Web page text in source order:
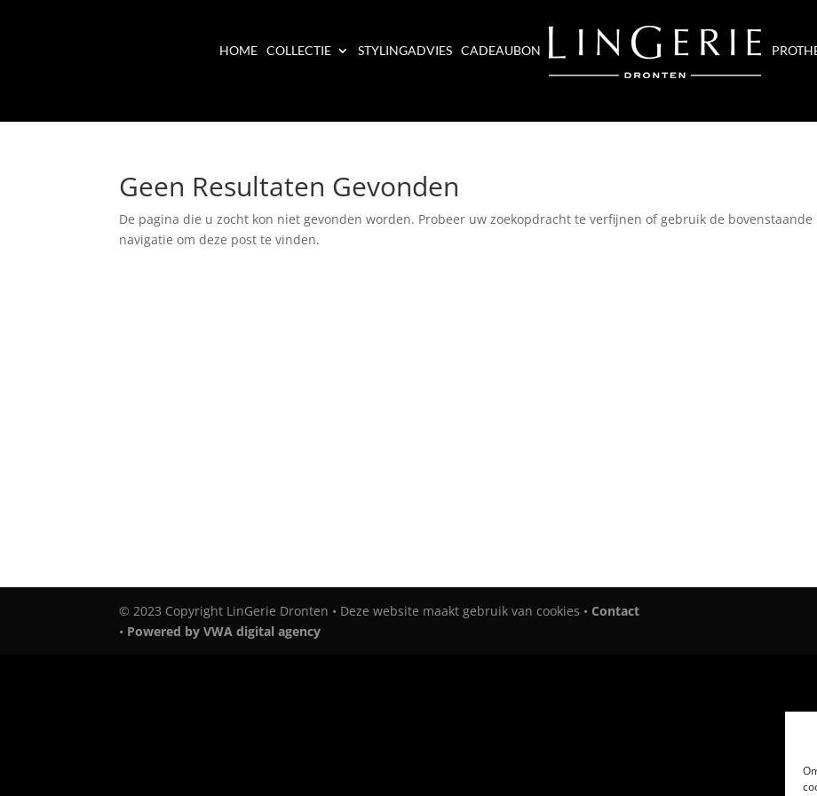
HOME COLLECTIE STYLINGADVIES CADEAUBON
Geen Resultaten Gevonden
De pagina die u zocht kon niet gevonden worden. Probeer uw zoekopdracht te verfijnen of gebruik de bovenstaande
navigatie om deze post te vinden.
© 2023 Copyright LinGerie Dronten • Deze website maakt gebruik van cookies • Contact
• Powered by VWA digital agency